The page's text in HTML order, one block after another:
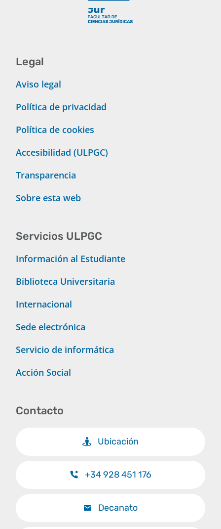
Legal
Aviso legal
Política de privacidad
Política de cookies
Accesibilidad (ULPGC)
Transparencia
Sobre esta web
Servicios ULPGC
Información al Estudiante
Biblioteca Universitaria
Internacional
Sede electrónica
Servicio de informática
Acción Social
Contacto
Ubicación
+34 928 451 176
Decanato